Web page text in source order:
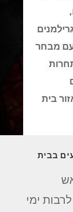
עם מבחר
בית
בבית
ימי